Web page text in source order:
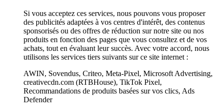
Si vous acceptez ces services, nous pouvons vous proposer
des publicités adaptées à vos centres d'intérêt, des contenus
sponsorisés ou des offres de réduction sur notre site ou nos
produits en fonction des pages que vous consultez et de vos
achats, tout en évaluant leur succès. Avec votre accord, nous
utilisons les services tiers suivants sur ce site internet :
AWIN, Sovendus, Criteo, Meta-Pixel, Microsoft Advertising,
creativecdn.com (RTBHouse), TikTok Pixel,
Recommandations de produits basées sur vos clics, Ads
Defender